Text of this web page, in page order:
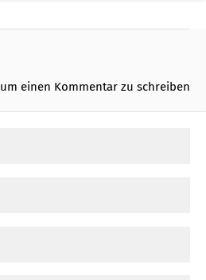
um einen Kommentar zu schreiben